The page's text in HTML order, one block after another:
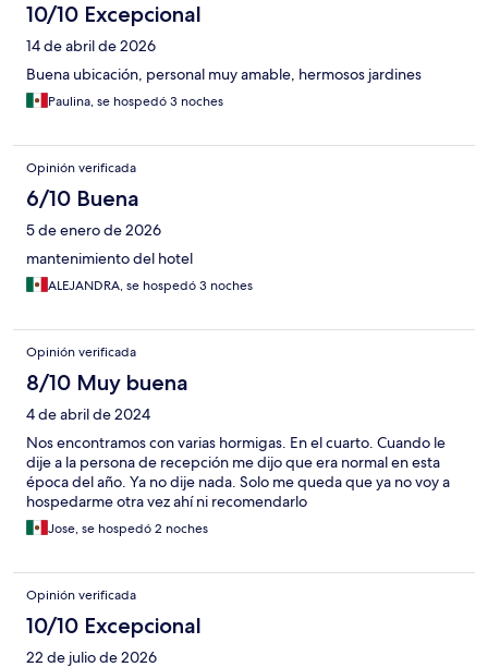
10/10 Excepcional
14 de abril de 2026
Buena ubicación, personal muy amable, hermosos jardines
Paulina, se hospedó 3 noches
Opinión verificada
6/10 Buena
5 de enero de 2026
mantenimiento del hotel
ALEJANDRA, se hospedó 3 noches
Opinión verificada
8/10 Muy buena
4 de abril de 2024
Nos encontramos con varias hormigas. En el cuarto. Cuando le
dije a la persona de recepción me dijo que era normal en esta
época del año. Ya no dije nada. Solo me queda que ya no voy a
hospedarme otra vez ahí ni recomendarlo
Jose, se hospedó 2 noches
Opinión verificada
10/10 Excepcional
22 de julio de 2026